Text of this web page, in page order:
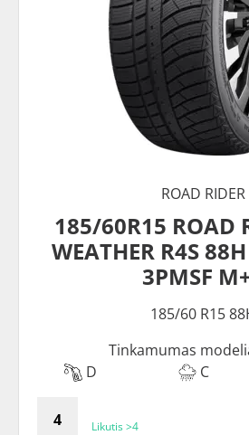
ROAD RIDER
185/60R15 ROAD
WEATHER R4S
3PMSF
185/60 R15
Tinkamumas
D
C
Likutis >4